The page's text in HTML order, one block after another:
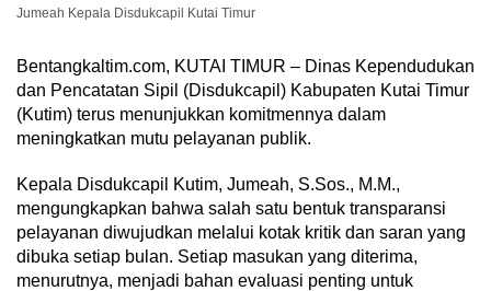
Jumeah Kepala Disdukcapil Kutai Timur
Bentangkaltim.com, KUTAI TIMUR – Dinas Kependudukan
dan Pencatatan Sipil (Disdukcapil) Kabupaten Kutai Timur
(Kutim) terus menunjukkan komitmennya dalam
meningkatkan mutu pelayanan publik.
Kepala Disdukcapil Kutim, Jumeah, S.Sos., M.M.,
mengungkapkan bahwa salah satu bentuk transparansi
pelayanan diwujudkan melalui kotak kritik dan saran yang
dibuka setiap bulan. Setiap masukan yang diterima,
menurutnya, menjadi bahan evaluasi penting untuk